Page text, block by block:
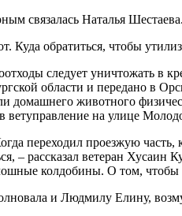
связалась Наталья Шестаева.
Куда обратиться, чтобы
следует уничтожать в
области и передано в
домашнего животного
ветуправление на улице
переходил проезжую
– рассказал ветеран
колдобины. О том,
и Людмилу Елину,